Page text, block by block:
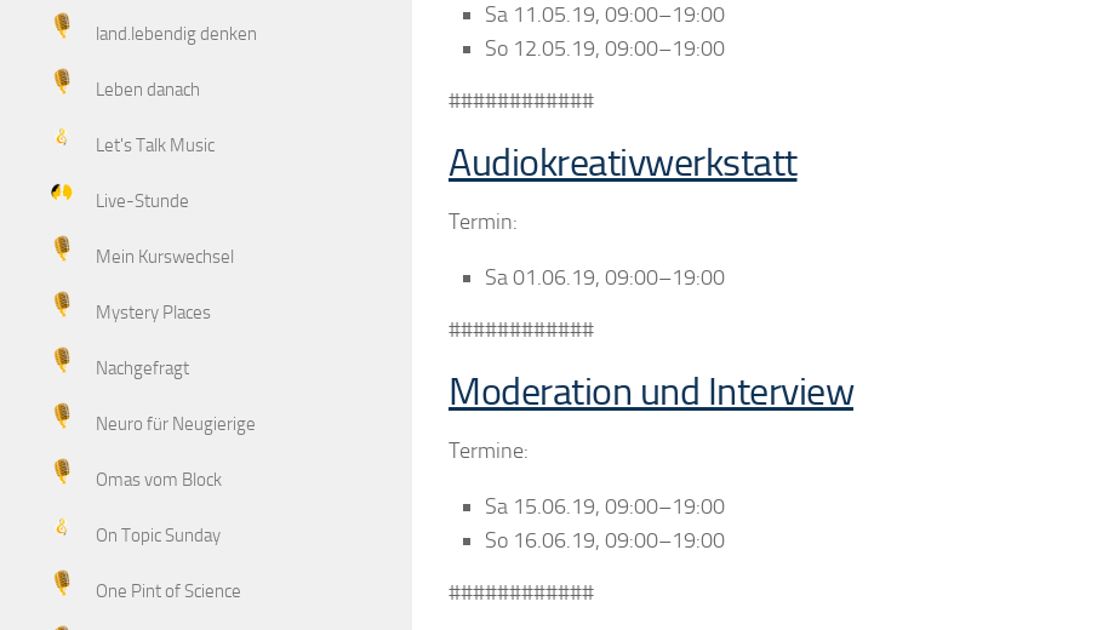
Sa 11.05.19, 09:00–19:00
So 12.05.19, 09:00–19:00
############
Audiokreativwerkstatt
Termin:
Sa 01.06.19, 09:00–19:00
############
Moderation und Interview
Termine:
Sa 15.06.19, 09:00–19:00
So 16.06.19, 09:00–19:00
############
land.lebendig denken
Leben danach
Let's Talk Music
Live-Stunde
Mein Kurswechsel
Mystery Places
Nachgefragt
Neuro für Neugierige
Omas vom Block
On Topic Sunday
One Pint of Science